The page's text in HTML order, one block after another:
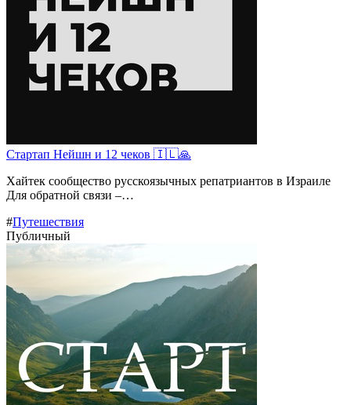
Стартап Нейшн и 12 чеков 🇮🇱🙏
Хайтек сообщество русскоязычных репатриантов в Израиле
Для обратной связи –…
#Путешествия
Публичный